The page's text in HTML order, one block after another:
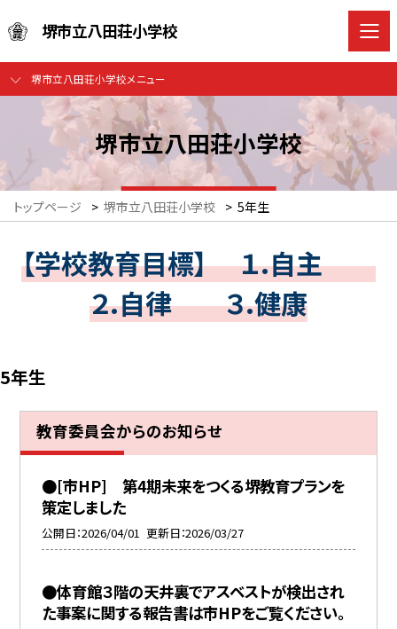
堺市立八田荘小学校
堺市立八田荘小学校メニュー
堺市立八田荘小学校
トップページ > 堺市立八田荘小学校 > 5年生
【学校教育目標】 １.自主
２.自律 ３.健康
5年生
教育委員会からのお知らせ
●[市HP] 第4期未来をつくる堺教育プランを
策定しました
公開日 2026/04/01 更新日 2026/03/27
●体育館３階の天井裏でアスベストが検出され
た事案に関する報告書は市HPをご覧ください。